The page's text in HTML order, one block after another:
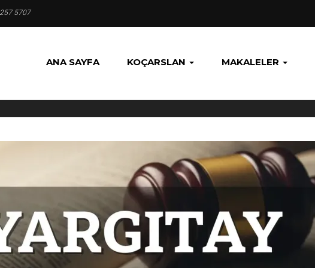
5707
ANA SAYFA KOÇARSLAN MAKALELER